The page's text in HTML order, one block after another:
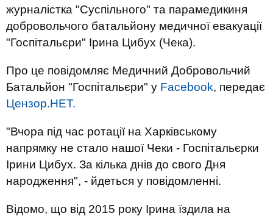
журналістка "Суспільного" та парамедикиня
добровольчого батальйону медичної евакуації
"Госпітальєри" Ірина Цибух (Чека).
Про це повідомляє Медичний Добровольчий
Батальйон "Госпітальєри" у Facebook, передає
Цензор.НЕТ.
"Вчора під час ротації на Харківському
напрямку не стало нашої Чеки - Госпітальєрки
Ірини Цибух. За кілька днів до свого Дня
народження", - йдеться у повідомленні.
Відомо, що від 2015 року Ірина їздила на